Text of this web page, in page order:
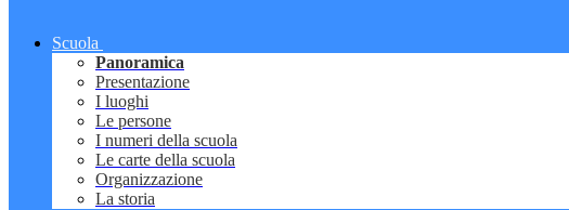
Scuola
Panoramica
Presentazione
I luoghi
Le persone
I numeri della scuola
Le carte della scuola
Organizzazione
La storia